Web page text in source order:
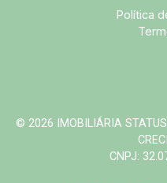
Política
© 2026 IMOBILIÁRIA
CNPJ: